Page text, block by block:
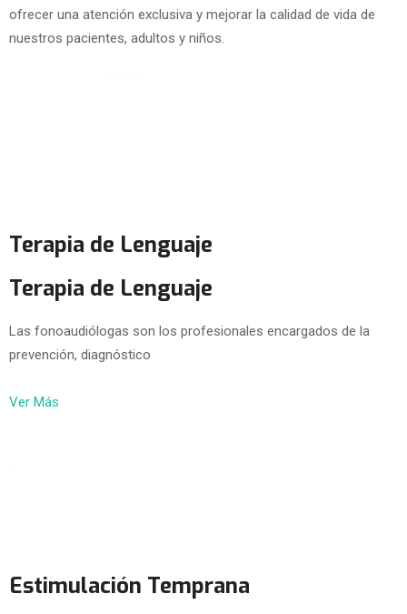
ofrecer una atención exclusiva y mejorar la calidad de vida de
nuestros pacientes, adultos y niños.
Terapia de Lenguaje
Terapia de Lenguaje
Las fonoaudiólogas son los profesionales encargados de la
prevención, diagnóstico
Ver Más
Estimulación Temprana